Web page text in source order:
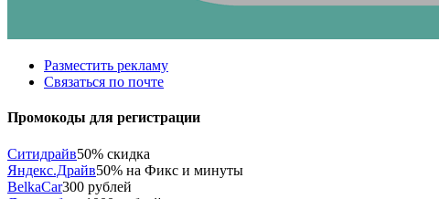
Разместить рекламу
Связаться по почте
Промокоды для регистрации
Ситидрайв50% скидка
Яндекс.Драйв50% на Фикс и минуты
BelkaCar300 рублей